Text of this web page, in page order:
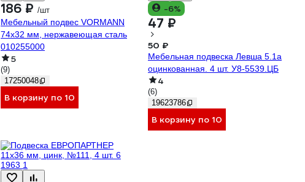
186 ₽ /шт
Мебельный подвес VORMANN
74х32 мм, нержавеющая сталь
010255000
5
(9)
17250048
В корзину по 10
-6%
47 ₽
50 ₽
Мебельная подвеска Левша 5.1а
оцинкованная. 4 шт. У8-5539.ЦБ
4
(6)
19623786
В корзину по 10